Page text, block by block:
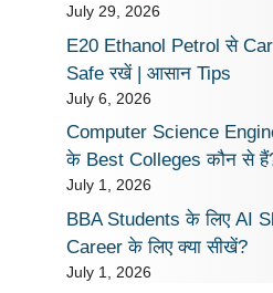
July 29, 2026
E20 Ethanol Petrol से
Safe रखें | आसान Tips
July 6, 2026
Computer Science
के Best Colleges कौन से
July 1, 2026
BBA Students के लिए AI
Career के लिए क्या सीखें?
July 1, 2026